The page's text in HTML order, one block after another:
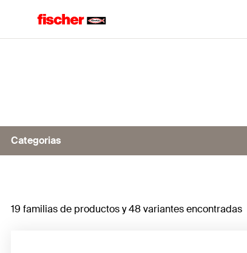
Categorias
19 familias de productos y 48 variantes encontradas